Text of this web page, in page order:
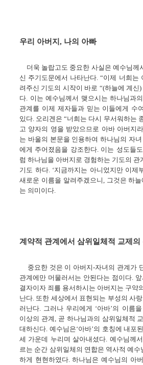
우리 아버지, 나의 아빠
더욱 놀랍고도 중요한 사실은 예수님께
신 주기도문에서 나타난다. “이제 너희는
려주신 기도의 시작이 바로 “(하늘에 계신
다. 이는 예수님께서 맺으시는 하나님과
관계를 이제 제자들과 믿는 이들에게 수
있다. 오리겐은 “너희는 다시 무서워하는
고 양자의 영을 받았으므로 아바 아버지
는 바울의 본문을 인용하여 하나님의 자
에게 주어졌음을 강조한다. 이는 성도들
럼 하나님을 아버지로 경험하는 기도의 관
기도 하다. ‘지금까지는 아니었지만 이제
새로운 이름을 알려주겠으니, 그것은 하
는 의미이다.
계약적 관계에서 삼위일체적 교제의
중요한 것은 이 아버지-자녀의 관계가
관계에만 머물러서는 안된다는 점이다.
결자이자 죄를 용서하시는 아버지는 구약
난다. 또한 세상에서 표현되는 부성의 사
러난다. 그러나 우리에게 ‘아바’의 이름
이상의 관계, 곧 하나님과의 삼위일체적
대하신다. 예수님은‘아바’의 호칭에 내포
세 가운데 누리며 살아내셨다. 예수님께
르는 순간 삼위일체의 연합은 역사적 예수
하게 현현하였다. 하나님은 예수님의 아